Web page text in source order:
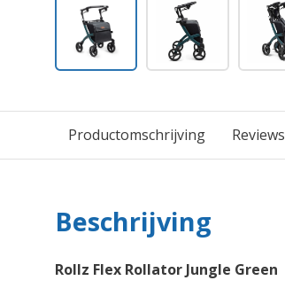
Productomschrijving Reviews
Beschrijving
Rollz Flex Rollator Jungle Green